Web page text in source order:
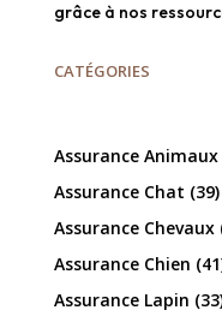
grâce à nos
CATÉGORIES
Assurance Animaux
Assurance Chat (39)
Assurance Chevaux
Assurance Chien
Assurance Lapin